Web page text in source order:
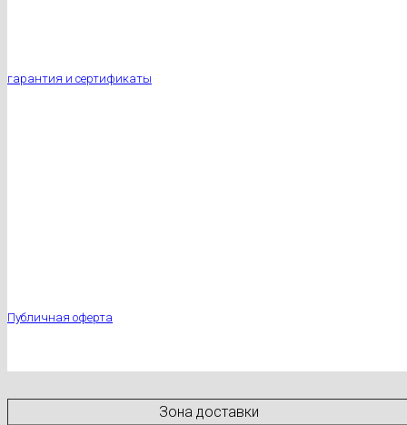
гарантия и сертификаты
Публичная оферта
Зона доставки